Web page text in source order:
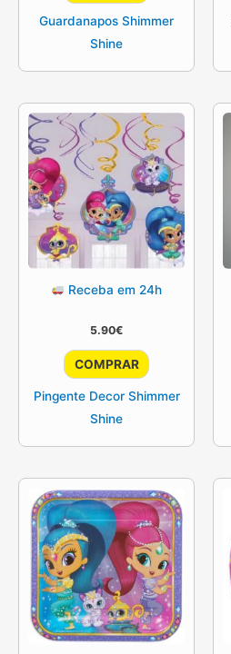
Guardanapos Shimmer
Shine
Receba em 24h
5.90€
COMPRAR
Pingente Decor Shimmer
Shine